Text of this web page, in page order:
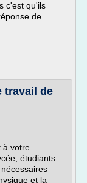
c'est qu'ils
de
travail de
à votre
étudiants
et la